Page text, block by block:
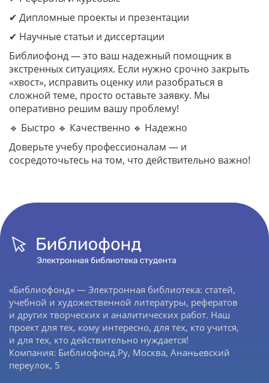
✔ Дипломные проекты и презентации
✔ Научные статьи и диссертации
Библиофонд — это ваш надежный помощник в
экстренных ситуациях. Если нужно срочно закрыть
«хвост», исправить оценку или разобраться в
сложной теме, просто оставьте заявку. Мы
оперативно решим вашу проблему!
🔹 Быстро 🔹 Качественно 🔹 Надежно
Доверьте учебу профессионалам — и
сосредоточьтесь на том, что действительно важно!
«Библиофонд» — Электронная библиотека: статей,
учебной и художественной литературы, рефератов
и других творческих и аналитических работ. Наш
проект для тех, кому интересно, для тех, кто учится,
и для тех, кто действительно нуждается!
Компания: Библиофонд.Ру, Москва, Ананьевский
переулок, 5